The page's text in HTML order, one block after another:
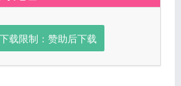
下载限制：赞助后下载